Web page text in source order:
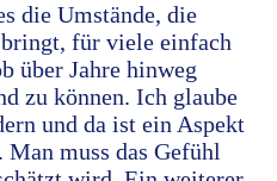
die Umstände, die
für viele einfach
über Jahre hinweg
zu können. Ich glaube
und da ist ein Aspekt
muss das Gefühl